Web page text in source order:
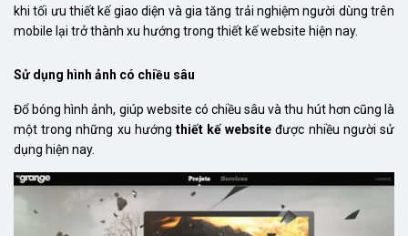
khi tối ưu thiết kế giao diện và gia tăng trải nghiệm người dùng trên
mobile lại trở thành xu hướng trong thiết kế website hiện nay.
Sử dụng hình ảnh có chiều sâu
Đổ bóng hình ảnh, giúp website có chiều sâu và thu hút hơn cũng là
một trong những xu hướng thiết kế website được nhiều người sử
dụng hiện nay.